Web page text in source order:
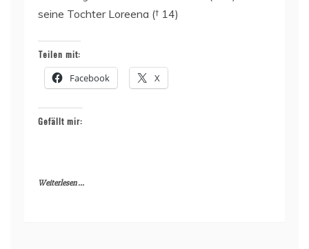
seine Tochter Loreena († 14)
Teilen mit:
Facebook X
Gefällt mir:
Weiterlesen ...